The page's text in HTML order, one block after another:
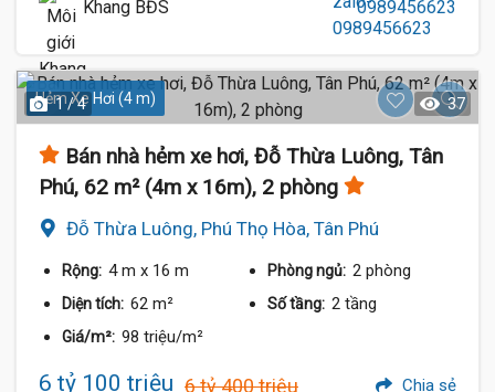
Khang BĐS 0989456623
Hẻm Xe Hơi (4 m)
1 / 4 37
Bán nhà hẻm xe hơi, Đỗ Thừa Luông, Tân
Phú, 62 m² (4m x 16m), 2 phòng
Đỗ Thừa Luông, Phú Thọ Hòa, Tân Phú
Rộng: 4 m x 16 m Phòng ngủ: 2 phòng
Diện tích: 62 m² Số tầng: 2 tầng
Giá/m²: 98 triệu/m²
6 tỷ 100 triệu 6 tỷ 400 triệu Chia sẻ